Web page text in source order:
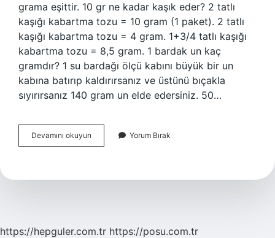
grama eşittir. 10 gr ne kadar kaşık eder? 2 tatlı
kaşığı kabartma tozu = 10 gram (1 paket). 2 tatlı
kaşığı kabartma tozu = 4 gram. 1+3/4 tatlı kaşığı
kabartma tozu = 8,5 gram. 1 bardak un kaç
gramdır? 1 su bardağı ölçü kabını büyük bir un
kabına batırıp kaldırırsanız ve üstünü bıçakla
sıyırırsanız 140 gram un elde edersiniz. 50…
Devamını okuyun
Grun
Eder
Yorum Bırak
https://hepguler.com.tr https://posu.com.tr